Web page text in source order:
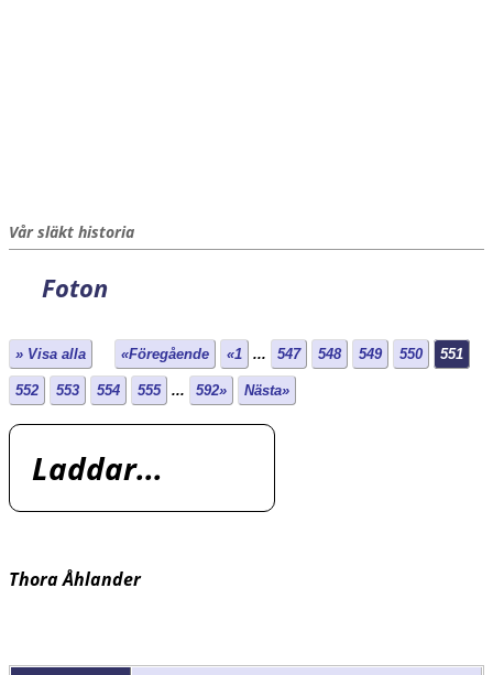
Vår släkt historia
Foton
» Visa alla «Föregående «1 ... 547 548 549 550 551
552 553 554 555 ... 592» Nästa»
Laddar...
Thora Åhlander